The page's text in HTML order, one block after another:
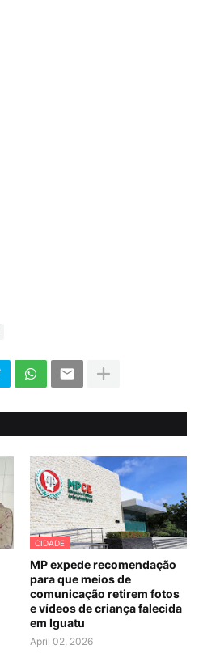
CIDADE
MP expede recomendação
para que meios de
comunicação retirem fotos
e vídeos de criança falecida
em Iguatu
April 02, 2026